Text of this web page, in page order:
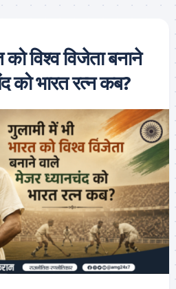
को विश्व विजेता बनाने
को भारत रत्न कब?